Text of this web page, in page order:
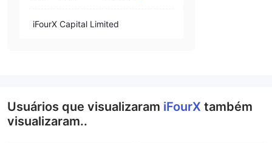
iFourX Capital Limited
Usuários que visualizaram iFourX também
visualizaram..